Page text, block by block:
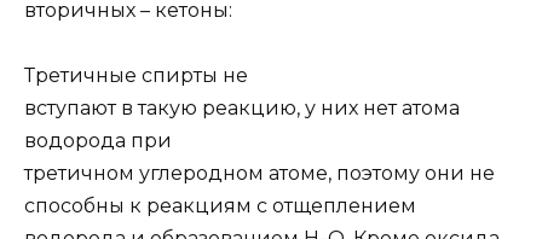
вторичных – кетоны:
Третичные спирты не
вступают в такую реакцию, у них нет атома
водорода при
третичном углеродном атоме, поэтому они не
способны к реакциям с отщеплением